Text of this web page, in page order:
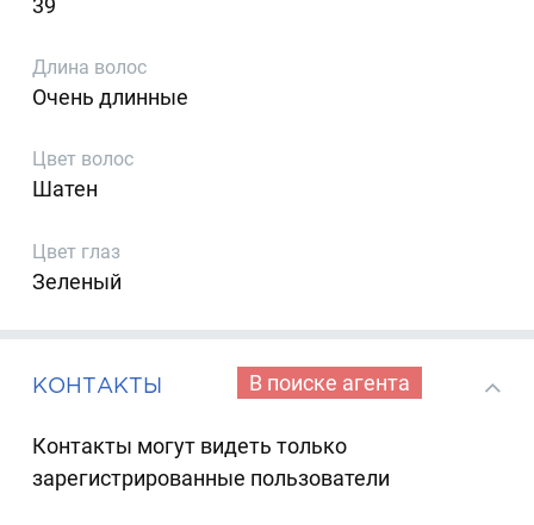
39
Длина волос
Очень длинные
Цвет волос
Шатен
Цвет глаз
Зеленый
КОНТАКТЫ В поиске агента
Контакты могут видеть только
зарегистрированные пользователи